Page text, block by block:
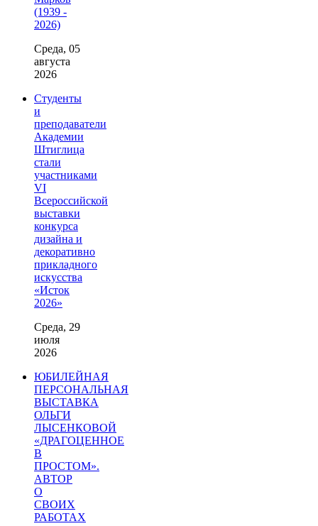
(1939 -
2026)
Среда, 05
августа
2026
Студенты
и
преподаватели
Академии
Штиглица
стали
участниками
VI
Всероссийской
выставки
конкурса
дизайна и
декоративно
прикладного
искусства
«Исток
2026»
Среда, 29
июля
2026
ЮБИЛЕЙНАЯ
ПЕРСОНАЛЬНАЯ
ВЫСТАВКА
ОЛЬГИ
ЛЫСЕНКОВОЙ
«ДРАГОЦЕННОЕ
В
ПРОСТОМ».
АВТОР
О
СВОИХ
РАБОТАХ